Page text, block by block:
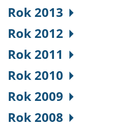
Rok 2013
Rok 2012
Rok 2011
Rok 2010
Rok 2009
Rok 2008